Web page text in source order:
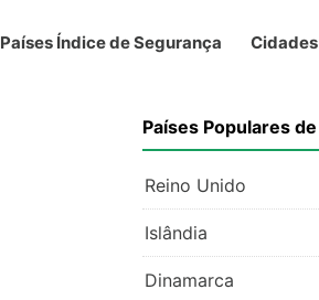
Países Índice de Segurança
Países Populares
Reino Unido
Islândia
Dinamarca